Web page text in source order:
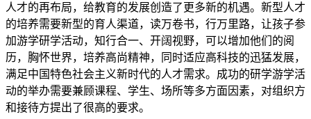
人才的再布局，给教育的发展创造了更多新的机遇。新型人才
的培养需要新型的育人渠道，读万卷书，行万里路，让孩子参
加游学研学活动，知行合一、开阔视野，可以增加他们的阅
历，胸怀世界，培养高尚精神，同时适应高科技的迅猛发展，
满足中国特色社会主义新时代的人才需求。成功的研学游学活
动的举办需要兼顾课程、学生、场所等多方面因素，对组织方
和接待方提出了很高的要求。